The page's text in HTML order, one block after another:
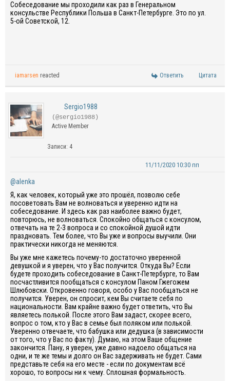
Собеседование мы проходили как раз в Генеральном
консульстве Республики Польша в Санкт-Петербурге. Это по ул.
5-ой Советской, 12.
iamarsen reacted Ответить Цитата
Sergio1988
(@sergio1988)
Active Member
Записи: 4
11/11/2020 10:30 пп
@alenka
Я, как человек, который уже это прошёл, позволю себе
посоветовать Вам не волноваться и уверенно идти на
собеседование. И здесь как раз наиболее важно будет,
повторюсь, не волноваться. Спокойно общаться с консулом,
отвечать на те 2-3 вопроса и со спокойной душой идти
праздновать. Тем более, что Вы уже и вопросы выучили. Они
практически никогда не меняются.
Вы уже мне кажетесь почему-то достаточно уверенной
девушкой и я уверен, что у Вас получится. Откуда Вы? Если
будете проходить собеседование в Санкт-Петербурге, то Вам
посчастливится пообщаться с консулом Паном Гжегожем
Шлюбовски. Откровенно говоря, особо у Вас пообщаться не
получится. Уверен, он спросит, кем Вы считаете себя по
национальности. Вам крайне важно будет ответить, что Вы
являетесь полькой. После этого Вам задаст, скорее всего,
вопрос о том, кто у Вас в семье был поляком или полькой.
Уверенно отвечаете, что бабушка или дедушка (в зависимости
от того, что у Вас по факту). Думаю, на этом Ваше общение
закончится. Пану, я уверен, уже давно надоело общаться на
одни, и те же темы и долго он Вас задерживать не будет. Сами
представьте себя на его месте - если по документам всё
хорошо, то вопросы ни к чему. Сплошная формальность.